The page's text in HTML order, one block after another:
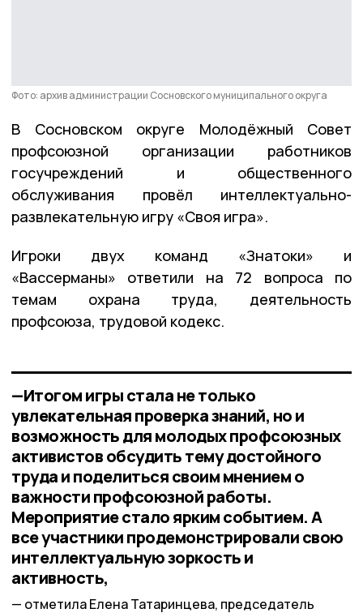
Фото: архив администрации Сосновского муниципального округа
В Сосновском округе Молодёжный Совет
профсоюзной организации работников
госучреждений и общественного
обслуживания провёл интеллектуально-
развлекательную игру «Своя игра».
Игроки двух команд «Знатоки» и
«Вассерманы» ответили на 72 вопроса по
темам охрана труда, деятельность
профсоюза, трудовой кодекс.
—Итогом игры стала не только
увлекательная проверка знаний, но и
возможность для молодых профсоюзных
активистов обсудить тему достойного
труда и поделиться своим мнением о
важности профсоюзной работы.
Мероприятие стало ярким событием. А
все участники продемонстрировали свою
интеллектуальную зоркость и
активность,
отметила Елена Татаринцева, председатель